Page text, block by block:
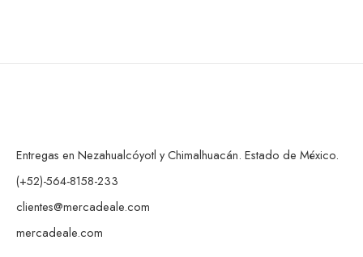
Entregas en Nezahualcóyotl y Chimalhuacán. Estado de México.
(+52)-564-8158-233
clientes@mercadeale.com
mercadeale.com